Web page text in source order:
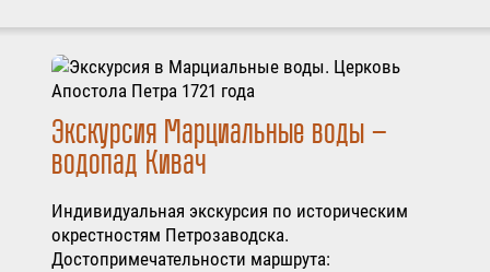
Экскурсия Марциальные воды –
водопад Кивач
Индивидуальная экскурсия по историческим
окрестностям Петрозаводска.
Достопримечательности маршрута: